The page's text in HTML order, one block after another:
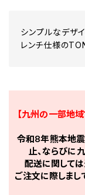
シンプルなデザ
レンチ仕様の
【九州の一部地
令和8年熊本地
止、ならびに
配送に関しては
ご注文に際しまし